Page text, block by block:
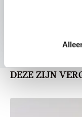
DEZE ZIJN